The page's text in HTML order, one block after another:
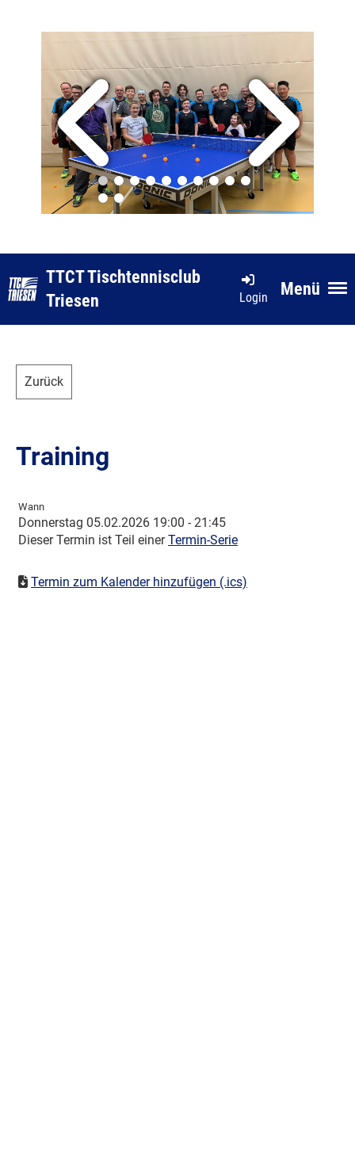
Menü
Login
TTCT Tischtennisclub
Triesen
Zurück
Training
Wann
Donnerstag 05.02.2026 19:00 - 21:45
Dieser Termin ist Teil einerTermin-Serie
Termin zum Kalender hinzufügen (.ics)